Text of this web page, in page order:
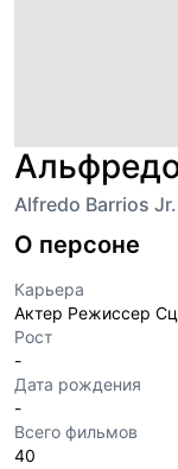
Alfredo Barrios Jr.
О персоне
Карьера
Актер Режиссер
Рост
-
Дата рождения
-
Всего фильмов
40